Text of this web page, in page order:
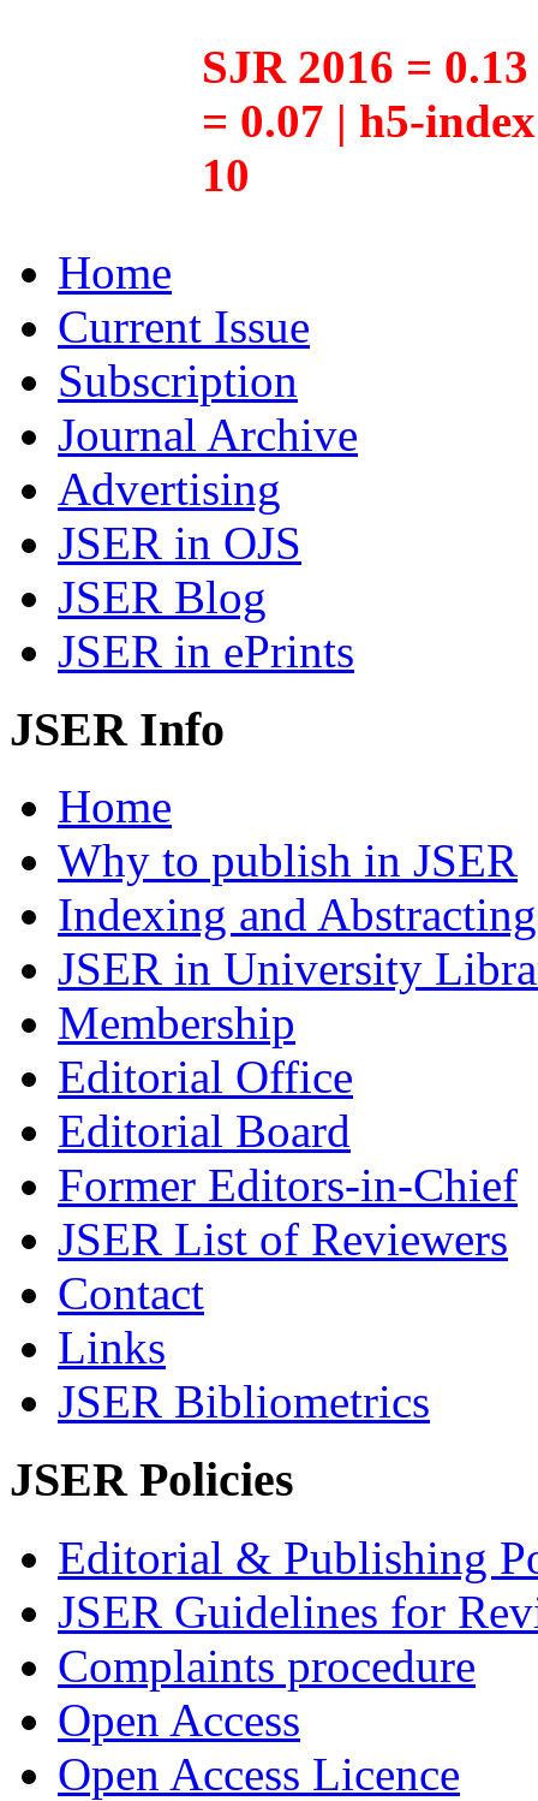
SJR 2016 =
= 0.07 | h5-
10
Home
Current Issue
Subscription
Journal Archive
Advertising
JSER in OJS
JSER Blog
JSER in ePrints
JSER Info
Home
Why to publish in JSER
Indexing and Abstracting
JSER in University
Membership
Editorial Office
Editorial Board
Former Editors-in-Chief
JSER List of Reviewers
Contact
Links
JSER Bibliometrics
JSER Policies
Editorial & Publishing
JSER Guidelines for
Complaints procedure
Open Access
Open Access Licence